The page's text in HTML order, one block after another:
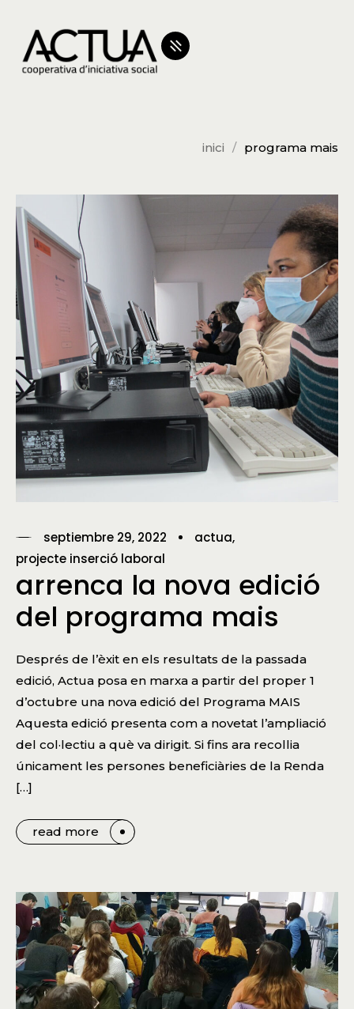
inici programa mais
septiembre 29, 2022
actua
projecte inserció laboral
arrenca la nova edició
del programa mais
Després de l’èxit en els resultats de la passada
edició, Actua posa en marxa a partir del proper 1
d’octubre una nova edició del Programa MAIS
Aquesta edició presenta com a novetat l’ampliació
del col·lectiu a què va dirigit. Si fins ara recollia
únicament les persones beneficiàries de la Renda
[…]
read more